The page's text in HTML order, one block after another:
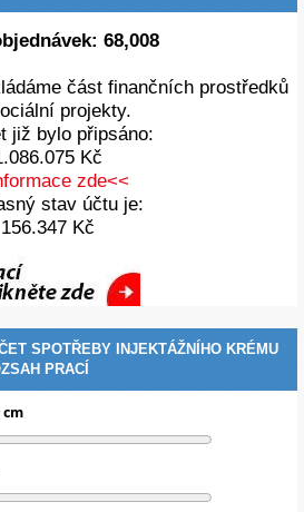
72,368
část finančních prostředků
projekty.
již bylo připsáno:
Kč
zde<<
stav účtu je:
156.347 Kč
SPOTŘEBY INJEKTÁŽNÍHO KRÉMU
PRACÍ
cm